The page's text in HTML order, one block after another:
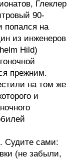
Глеклер
90-
попался на
из инженеров
Hild)
прежним.
на том же
и
Судите сами:
(не забыли,